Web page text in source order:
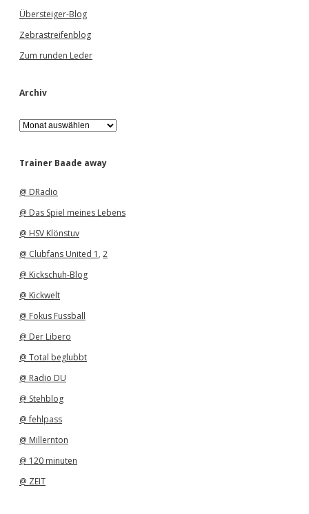
Übersteiger-Blog
Zebrastreifenblog
Zum runden Leder
Archiv
A
r
h
Trainer Baade away
@ DRadio
@ Das Spiel meines Lebens
@ HSV Klönstuv
@ Clubfans United 1 , 2
@ Kickschuh-Blog
@ Kickwelt
@ Fokus Fussball
@ Der Libero
@ Total beglubbt
@ Radio DU
@ Stehblog
@ fehlpass
@ Millernton
@ 120 minuten
@ ZEIT